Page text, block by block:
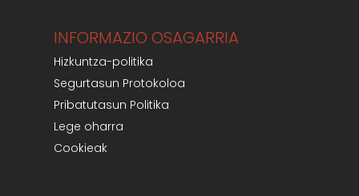
INFORMAZIO OSAGARRIA
Hizkuntza-politika
Segurtasun Protokoloa
Pribatutasun Politika
Lege oharra
Cookieak